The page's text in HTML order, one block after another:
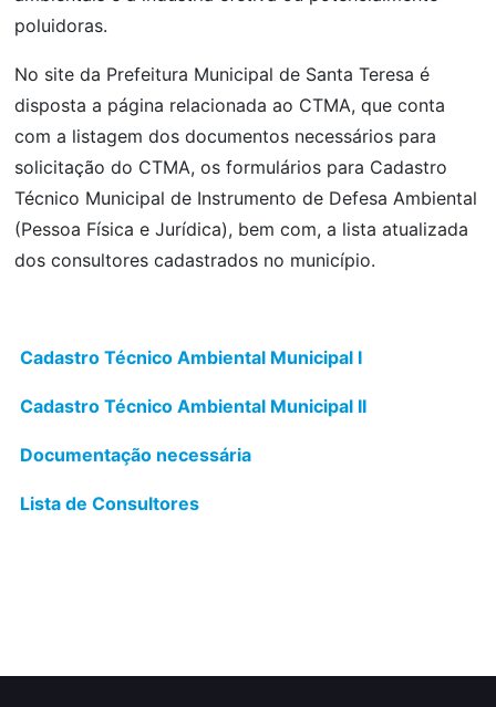
poluidoras.
No site da Prefeitura Municipal de Santa Teresa é
disposta a página relacionada ao CTMA, que conta
com a listagem dos documentos necessários para
solicitação do CTMA, os formulários para Cadastro
Técnico Municipal de Instrumento de Defesa Ambiental
(Pessoa Física e Jurídica), bem com, a lista atualizada
dos consultores cadastrados no município.
Cadastro Técnico Ambiental Municipal I
Cadastro Técnico Ambiental Municipal II
Documentação necessária
Lista de Consultores